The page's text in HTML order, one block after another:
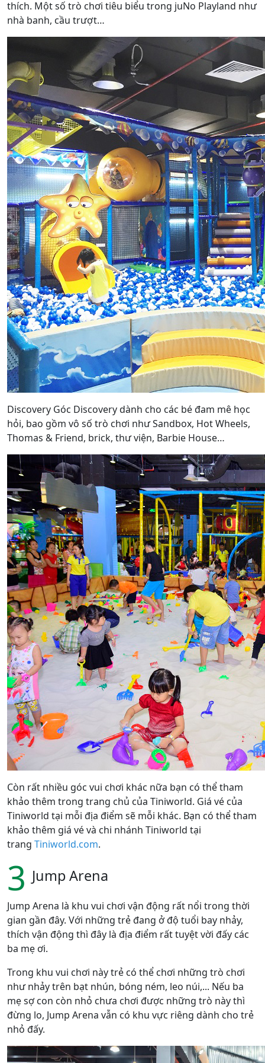
thích. Một số trò chơi tiêu biểu trong juNo Playland như
nhà banh, cầu trượt…
Discovery Góc Discovery dành cho các bé đam mê học
hỏi, bao gồm vô số trò chơi như Sandbox, Hot Wheels,
Thomas & Friend, brick, thư viện, Barbie House…
Còn rất nhiều góc vui chơi khác nữa bạn có thể tham
khảo thêm trong trang chủ của Tiniworld. Giá vé của
Tiniworld tại mỗi địa điểm sẽ mỗi khác. Bạn có thể tham
khảo thêm giá vé và chi nhánh Tiniworld tại
trang Tiniworld.com.
3 Jump Arena
Jump Arena là khu vui chơi vận động rất nổi trong thời
gian gần đây. Với những trẻ đang ở độ tuổi bay nhảy,
thích vận động thì đây là địa điểm rất tuyệt vời đấy các
ba mẹ ơi.
Trong khu vui chơi này trẻ có thể chơi những trò chơi
như nhảy trên bạt nhún, bóng ném, leo núi,... Nếu ba
mẹ sợ con còn nhỏ chưa chơi được những trò này thì
đừng lo, Jump Arena vẫn có khu vực riêng dành cho trẻ
nhỏ đấy.